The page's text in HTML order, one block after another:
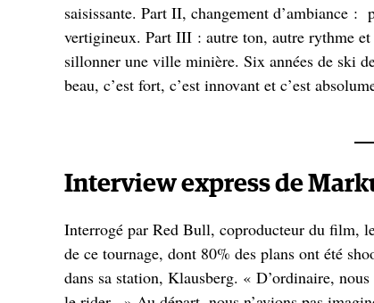
saisissante. Part II, changement d’ambiance :
vertigineux. Part III : autre ton, autre rythme et
sillonner une ville minière. Six années de ski
beau, c’est fort, c’est innovant et c’est
Interview express de
Interrogé par Red Bull, coproducteur du film,
de ce tournage, dont 80% des plans ont été
dans sa station, Klausberg. « D’ordinaire,